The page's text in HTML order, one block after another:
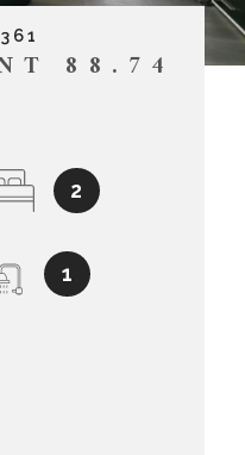
CONTACT
88.74
2
1